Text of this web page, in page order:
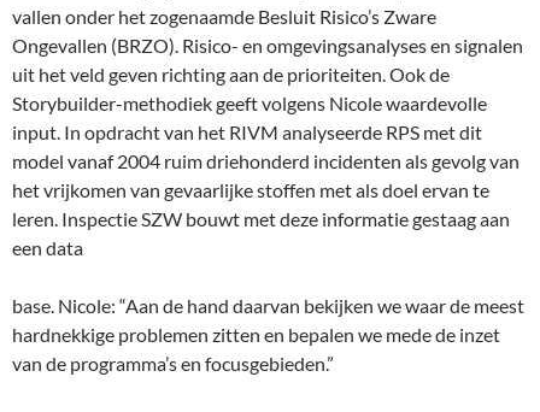
vallen onder het zogenaamde Besluit Risico’s Zware
Ongevallen (BRZO). Risico- en omgevingsanalyses en signalen
uit het veld geven richting aan de prioriteiten. Ook de
Storybuilder-methodiek geeft volgens Nicole waardevolle
input. In opdracht van het RIVM analyseerde RPS met dit
model vanaf 2004 ruim driehonderd incidenten als gevolg van
het vrijkomen van gevaarlijke stoffen met als doel ervan te
leren. Inspectie SZW bouwt met deze informatie gestaag aan
een data
base. Nicole: “Aan de hand daarvan bekijken we waar de meest
hardnekkige problemen zitten en bepalen we mede de inzet
van de programma’s en focusgebieden.”